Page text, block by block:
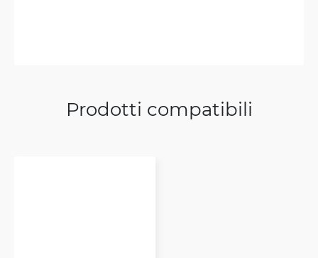
Prodotti compatibili